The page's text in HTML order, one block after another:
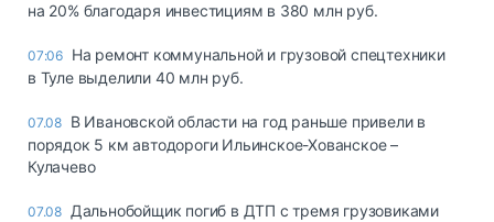
на 20% благодаря инвестициям в 380 млн руб.
07:06 На ремонт коммунальной и грузовой спецтехники
в Туле выделили 40 млн руб.
07.08 В Ивановской области на год раньше привели в
порядок 5 км автодороги Ильинское-Хованское –
Кулачево
07.08 Дальнобойщик погиб в ДТП с тремя грузовиками